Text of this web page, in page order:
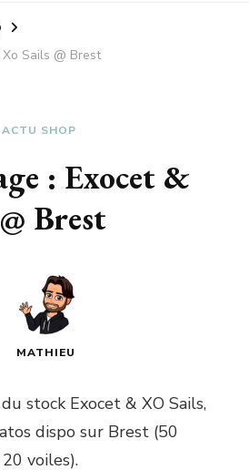
Sails @ Brest
ACTU SHOP
: Exocet &
Brest
MATHIEU
stock Exocet & XO Sails,
dispo sur Brest (50
voiles).